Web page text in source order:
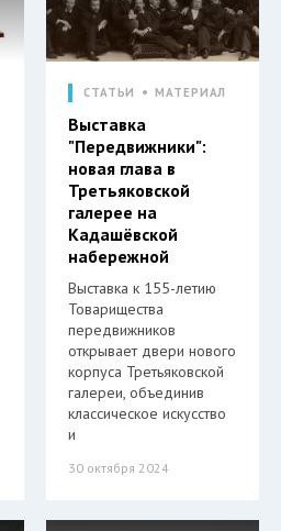
СТАТЬИ МАТЕРИАЛ
Выставка
"Передвижники":
новая глава в
Третьяковской
галерее на
Кадашёвской
набережной
Выставка к 155-летию
Товарищества
передвижников
открывает двери нового
корпуса Третьяковской
галереи, объединив
классическое искусство
и
30 октября 2024